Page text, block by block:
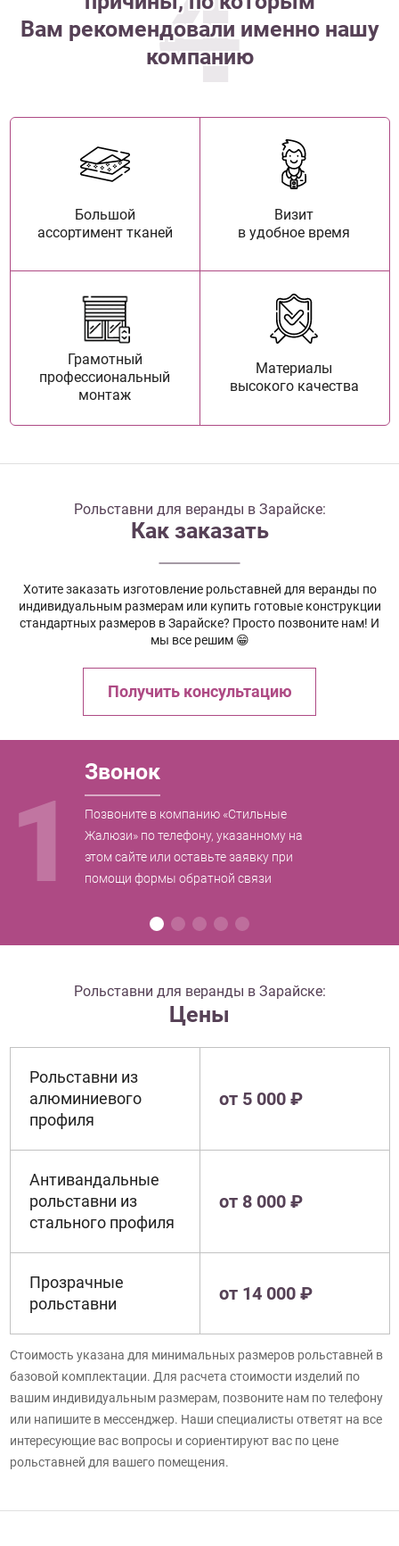
Вам рекомендовали именно нашу
компанию
Большой
ассортимент тканей
Визит
в удобное время
Грамотный
профессиональный
монтаж
Материалы
высокого качества
Рольставни для веранды в Зарайске:
Как заказать
Хотите заказать изготовление рольставней для веранды по
индивидуальным размерам или купить готовые конструкции
стандартных размеров в Зарайске? Просто позвоните нам! И
мы все решим 😁
Получить консультацию
1
Звонок
Позвоните в компанию «Стильные
Жалюзи» по телефону, указанному на
этом сайте или оставьте заявку при
помощи формы обратной связи
Рольставни для веранды в Зарайске:
Цены
Рольставни из
алюминиевого
профиля
от 5 000 ₽
Антивандальные
рольставни из
стального профиля
от 8 000 ₽
Прозрачные
рольставни
от 14 000 ₽
Стоимость указана для минимальных размеров рольставней в
базовой комплектации. Для расчета стоимости изделий по
вашим индивидуальным размерам, позвоните нам по телефону
или напишите в мессенджер. Наши специалисты ответят на все
интересующие вас вопросы и сориентируют вас по цене
рольставней для вашего помещения.